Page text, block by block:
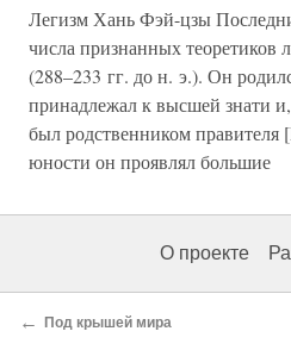
Легизм Хань Фэй-цзы
числа признанных
(288–233 гг. до н. э.). Он
принадлежал к высшей знати
был родственником
юности он проявлял большие
О проекте
← Под крышей мира